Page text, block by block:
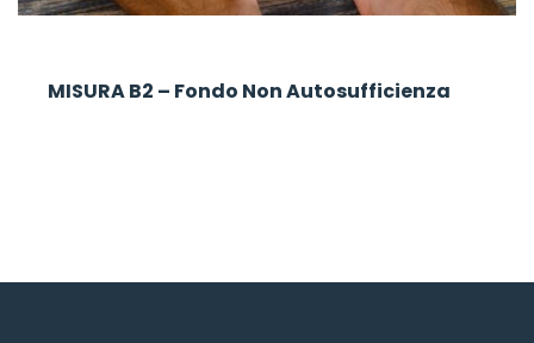
MISURA B2 – Fondo Non Autosufficienza